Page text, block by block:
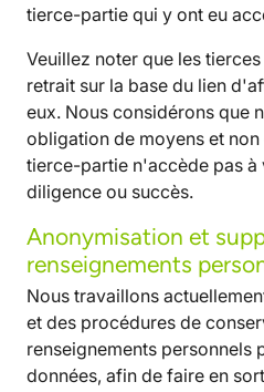
tierce-partie qui y ont eu
Veuillez noter que les
retrait sur la base du lien
eux. Nous considérons que
obligation de moyens et non
tierce-partie n'accède pas à
diligence ou succès.
Anonymisation et
renseignements
Nous travaillons
et des procédures de
renseignements personnels
données, afin de faire en